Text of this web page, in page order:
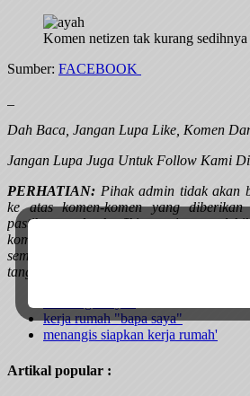
Komen netizen tak kurang sedihnya
Sumber: FACEBOOK
Dah Baca, Jangan Lupa Like, Komen
Jangan Lupa Juga Untuk Follow Kami Di
PERHATIAN: Pihak admin tidak akan
ke atas komen-komen yang
pastikan anda berfikir panjang
komen anda disini. Pihak admin juga
semua komen yang ditulis disini.
tanggungjawab anda sendiri.
kerja rumah "bapa saya"
menangis siapkan kerja rumah'
Artikal popular :